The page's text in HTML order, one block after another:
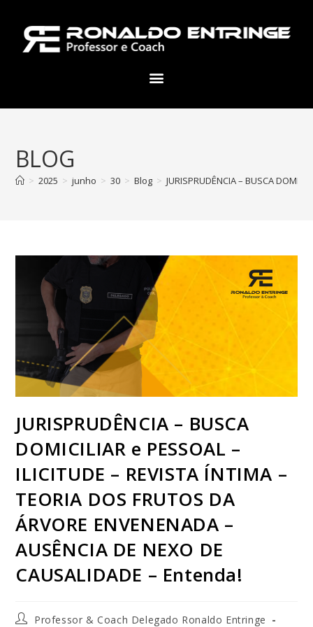
BLOG
> 2025 > junho > 30 > Blog > JURISPRUDÊNCIA – BUSCA
JURISPRUDÊNCIA – BUSCA
DOMICILIAR e PESSOAL –
ILICITUDE – REVISTA ÍNTIMA –
TEORIA DOS FRUTOS DA
ÁRVORE ENVENENADA –
AUSÊNCIA DE NEXO DE
CAUSALIDADE – Entenda!
Professor & Coach Delegado Ronaldo Entringe